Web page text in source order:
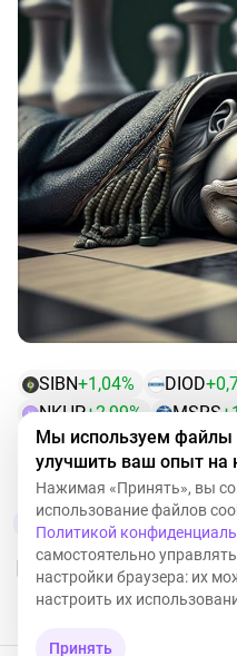
SIBN+1,04% DIOD
N NKHP+2,99% MSRS
MGKL+0,25% TGKN
SPBE+3,18% PIKK
Мы используем файлы
улучшить ваш опыт на
Нажимая «Принять», вы
использование файлов
Политикой
самостоятельно
настройки браузера: их
настроить их
Принять